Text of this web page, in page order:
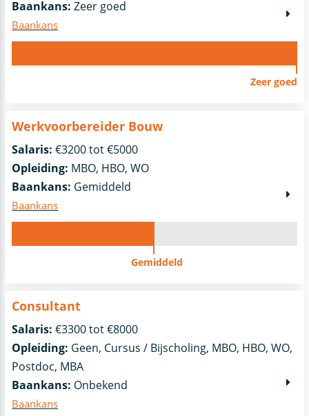
Baankans: Zeer goed
Baankans
Zeer goed
Werkvoorbereider Bouw
Salaris: €3200 tot €5000
Opleiding: MBO, HBO, WO
Baankans: Gemiddeld
Baankans
Gemiddeld
Consultant
Salaris: €3300 tot €8000
Opleiding: Geen, Cursus / Bijscholing, MBO, HBO, WO,
Postdoc, MBA
Baankans: Onbekend
Baankans